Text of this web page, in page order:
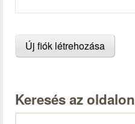
Keresés az oldalon